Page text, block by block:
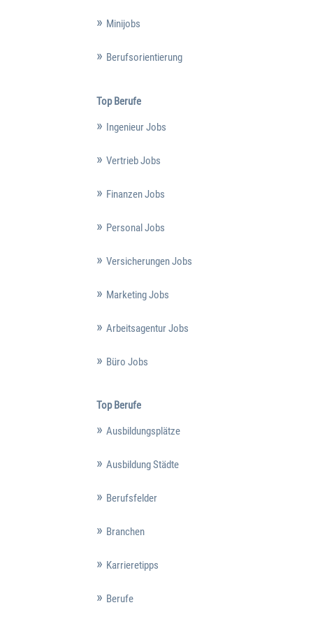
Minijobs
Berufsorientierung
Top Berufe
Ingenieur Jobs
Vertrieb Jobs
Finanzen Jobs
Personal Jobs
Versicherungen Jobs
Marketing Jobs
Arbeitsagentur Jobs
Büro Jobs
Top Berufe
Ausbildungsplätze
Ausbildung Städte
Berufsfelder
Branchen
Karrieretipps
Berufe